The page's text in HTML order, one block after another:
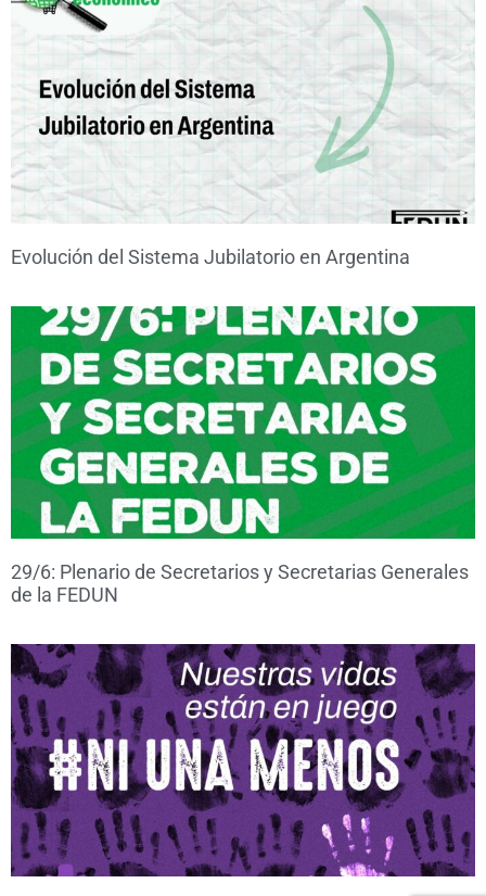
Evolución del Sistema Jubilatorio en Argentina
29/6: Plenario de Secretarios y Secretarias Generales
de la FEDUN